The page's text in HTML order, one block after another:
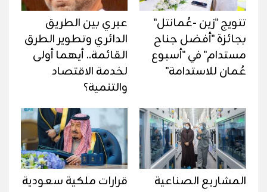
تتويج "زين -عُمانتل"
بجائزة "أفضل جناح
مستدام" في "أسبوع
عُمان للاستدامة"
عبري بين الطريق
الدائري وتطوير الطرق
القائمة.. أيهما أولى
لخدمة الاقتصاد
والتنمية؟
المشاريع الصناعية
قرارات ملكية سعودية